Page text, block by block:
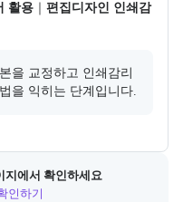
활용
편집디자인 인쇄감
을 교정하고 인쇄감리
을 익히는 단계입니다.
지에서 확인하세요
인하기